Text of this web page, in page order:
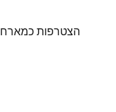
הצטרפות כמארח